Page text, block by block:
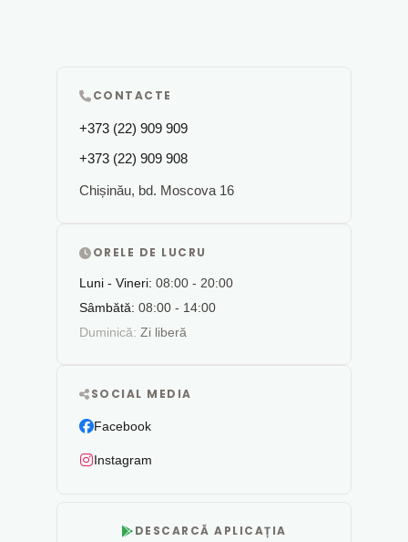
CONTACTE
+373 (22) 909 909
+373 (22) 909 908
Chișinău, bd. Moscova 16
ORELE DE LUCRU
Luni - Vineri: 08:00 - 20:00
Sâmbătă: 08:00 - 14:00
Duminică: Zi liberă
SOCIAL MEDIA
Facebook
Instagram
DESCARCĂ APLICAȚIA